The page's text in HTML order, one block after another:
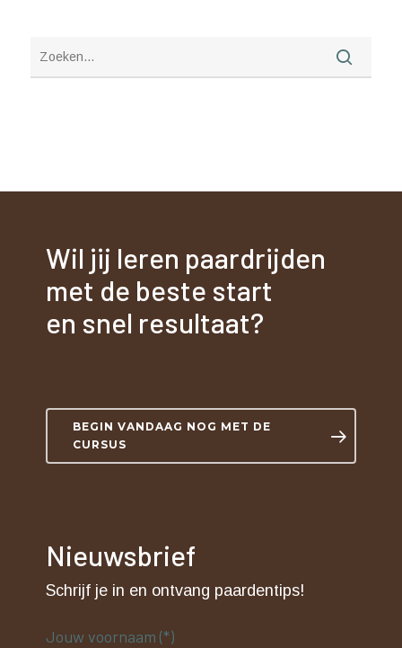
Wil jij leren paardrijden
met de beste start
en snel resultaat?
BEGIN VANDAAG NOG MET DE
CURSUS
Nieuwsbrief
Schrijf je in en ontvang paardentips!
Jouw voornaam (*)